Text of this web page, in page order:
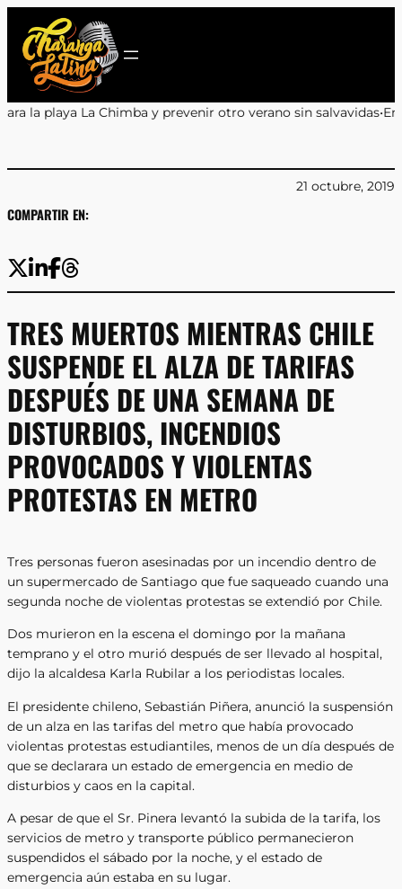
contenido
prevenir otro verano sin salvavidas•Encuentro y Aprendizaje
COMPARTIR EN:
21 octubre, 2019
TRES MUERTOS MIENTRAS CHILE
SUSPENDE EL ALZA DE TARIFAS
DESPUÉS DE UNA SEMANA DE
DISTURBIOS, INCENDIOS
PROVOCADOS Y VIOLENTAS
PROTESTAS EN METRO
Tres personas fueron asesinadas por un incendio dentro de
un supermercado de Santiago que fue saqueado cuando una
segunda noche de violentas protestas se extendió por Chile.
Dos murieron en la escena el domingo por la mañana
temprano y el otro murió después de ser llevado al hospital,
dijo la alcaldesa Karla Rubilar a los periodistas locales.
El presidente chileno, Sebastián Piñera, anunció la suspensión
de un alza en las tarifas del metro que había provocado
violentas protestas estudiantiles, menos de un día después de
que se declarara un estado de emergencia en medio de
disturbios y caos en la capital.
A pesar de que el Sr. Pinera levantó la subida de la tarifa, los
servicios de metro y transporte público permanecieron
suspendidos el sábado por la noche, y el estado de
emergencia aún estaba en su lugar.